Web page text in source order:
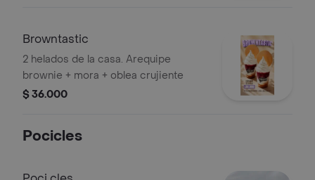
Browntastic
2 helados de la casa. Arequipe
brownie + mora + oblea crujiente
$ 36.000
Pocicles